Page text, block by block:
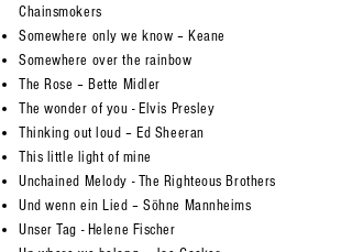
Chainsmokers
Somewhere only we know – Keane
Somewhere over the rainbow
The Rose – Bette Midler
The wonder of you - Elvis Presley
Thinking out loud – Ed Sheeran
This little light of mine
Unchained Melody - The Righteous Brothers
Und wenn ein Lied – Söhne Mannheims
Unser Tag - Helene Fischer